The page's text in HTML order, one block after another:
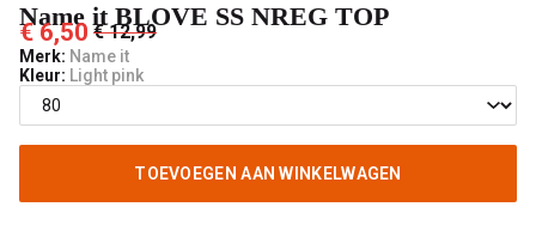
Name it BLOVE SS NREG TOP
€ 6,50 € 12,99
Merk: Name it
Kleur: Light pink
TOEVOEGEN AAN WINKELWAGEN